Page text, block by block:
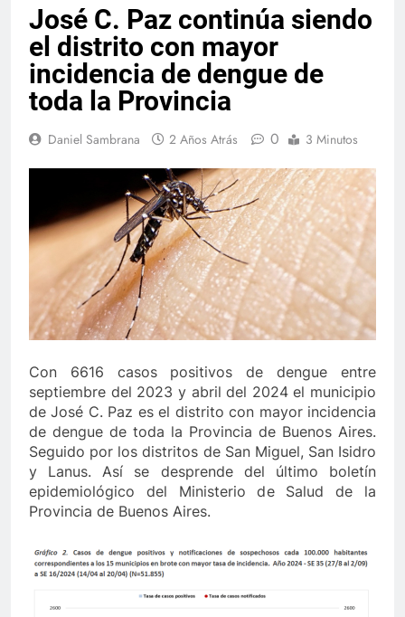
José C. Paz continúa siendo
el distrito con mayor
incidencia de dengue de
toda la Provincia
Daniel Sambrana 2 Años Atrás 0 3 Minutos
Con 6616 casos positivos de dengue entre
septiembre del 2023 y abril del 2024 el municipio
de José C. Paz es el distrito con mayor incidencia
de dengue de toda la Provincia de Buenos Aires.
Seguido por los distritos de San Miguel, San Isidro
y Lanus. Así se desprende del último boletín
epidemiológico del Ministerio de Salud de la
Provincia de Buenos Aires.